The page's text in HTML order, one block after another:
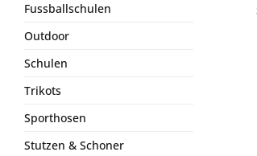
Fussballschulen
Outdoor
Schulen
Trikots
Sporthosen
Stutzen & Schoner